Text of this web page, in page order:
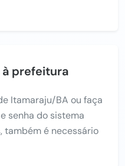
prefeitura
Itamaraju/BA ou faça
senha do sistema
também é necessário